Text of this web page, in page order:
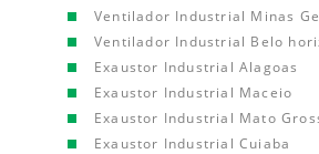
Ventilador Industrial Minas
Ventilador Industrial Belo
Exaustor Industrial Alagoas
Exaustor Industrial Maceio
Exaustor Industrial Mato
Exaustor Industrial Cuiaba